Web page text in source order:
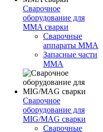
Сварочное
оборудование для
MMA сварки
Сварочные
аппараты MMA
Запасные части
MMA
Сварочное
оборудование для
MIG/MAG сварки
Сварочные